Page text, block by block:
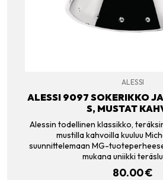
ALESSI
ALESSI 9097 SOKERIKKO
S, MUSTAT
Alessin todellinen klassikko,
mustilla kahvoilla kuuluu
suunnittelemaan MG-
mukana uniikki
80.00€